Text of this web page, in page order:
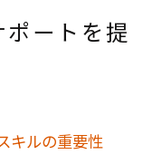
ートを提
キルの重要性